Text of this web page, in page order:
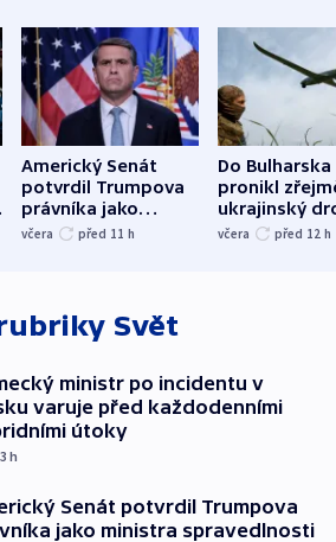
Americký Senát
potvrdil Trumpova
právníka jako
ministra
včera před 11 h
Do Bulharska
pronikl
ukrajinský
explodoval
včera před 12 h
Svět
ministr po incidentu v
varuje před každodenními
útoky
h
Senát potvrdil Trumpova
jako ministra spravedlnosti